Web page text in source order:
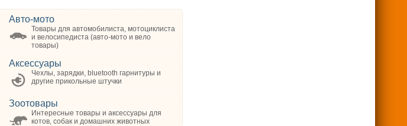
Авто-мото
Товары для автомобилиста, мотоциклиста
и велосипедиста (авто-мото и вело
товары)
Аксессуары
Чехлы, зарядки, bluetooth гарнитуры и
другие прикольные штучки
Зоотовары
Интересные товары и аксессуары для
котов, собак и домашних животных